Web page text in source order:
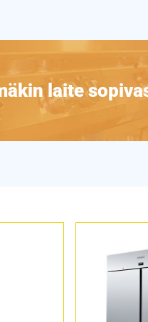
laite